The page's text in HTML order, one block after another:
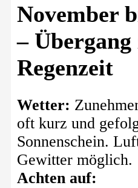
November
–
Regenzeit
Wetter:
oft kurz und
Sonnenschein.
Gewitter möglich.
Achten auf: